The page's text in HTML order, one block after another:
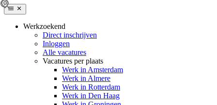
Werkzoekend
Direct inschrijven
Inloggen
Alle vacatures
Vacatures per plaats
Werk in Amsterdam
Werk in Almere
Werk in Rotterdam
Werk in Den Haag